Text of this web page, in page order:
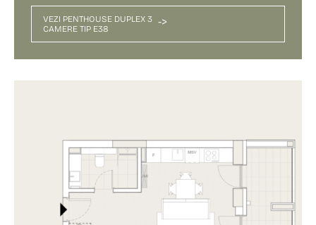
VEZI PENTHOUSE DUPLEX 3
CAMERE TIP E38
->